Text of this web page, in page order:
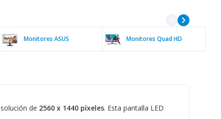
navigate_beforenavigate_next
Monitores ASUS Monitores Quad HD
de 2560 x 1440 píxeles. Esta pantalla LED